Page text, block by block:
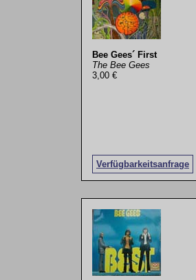
Bee Gees´ First
The Bee Gees
3,00 €
Verfügbarkeitsanfrage